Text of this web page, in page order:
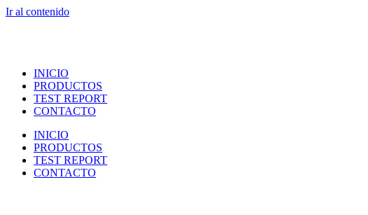
Ir al contenido
INICIO
PRODUCTOS
TEST REPORT
CONTACTO
INICIO
PRODUCTOS
TEST REPORT
CONTACTO